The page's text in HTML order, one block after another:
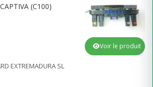
(C100)
EXTREMADURA SL
Voir le produit